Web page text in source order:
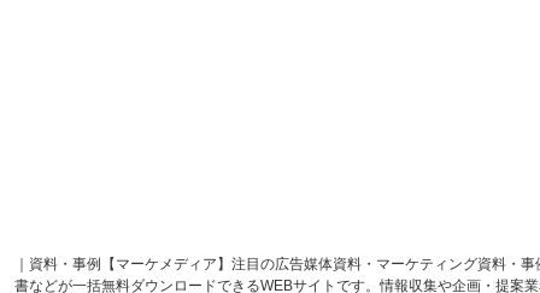
｜資料・事例【マーケメディア】注目の広告媒体資料・マーケティング資料・
書などが一括無料ダウンロードできるWEBサイトです。情報収集や企画・提案